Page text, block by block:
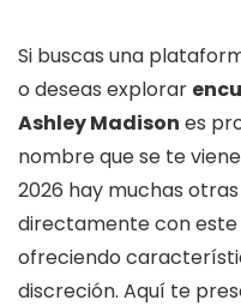
Si buscas una
o deseas explorar
Ashley Madison es
nombre que se te
2026 hay muchas
directamente con este
ofreciendo
discreción. Aquí te